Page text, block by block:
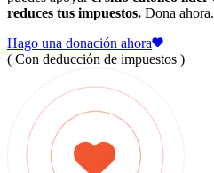
reduces tus impuestos. Dona ahora.
Hago una donación ahora
( Con deducción de impuestos )